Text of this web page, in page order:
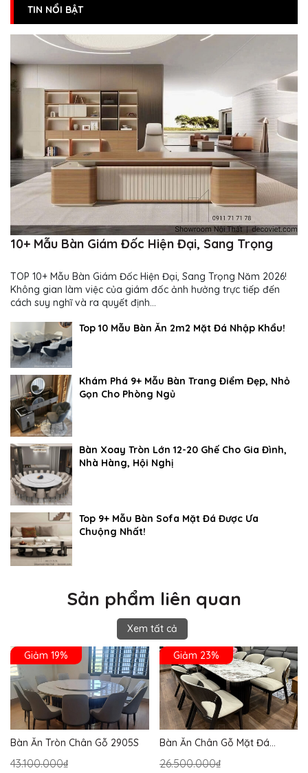
TIN NỔI BẬT
10+ Mẫu Bàn Giám Đốc Hiện Đại, Sang Trọng
TOP 10+ Mẫu Bàn Giám Đốc Hiện Đại, Sang Trọng Năm 2026!
Không gian làm việc của giám đốc ảnh hưởng trực tiếp đến
cách suy nghĩ và ra quyết định...
Top 10 Mẫu Bàn Ăn 2m2 Mặt Đá Nhập Khẩu!
Khám Phá 9+ Mẫu Bàn Trang Điểm Đẹp, Nhỏ
Gọn Cho Phòng Ngủ
Bàn Xoay Tròn Lớn 12-20 Ghế Cho Gia Đình,
Nhà Hàng, Hội Nghị
Top 9+ Mẫu Bàn Sofa Mặt Đá Được Ưa
Chuộng Nhất!
Sản phẩm liên quan
Xem tất cả
Giảm 19%
Bàn Ăn Tròn Chân Gỗ 2905S
43.100.000₫
Giảm 23%
Bàn Ăn Chân Gỗ Mặt Đá
26.500.000₫